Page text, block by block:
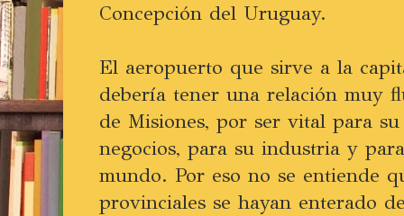
Concepción del Uruguay.
El aeropuerto que sirve a la
debería tener una relación muy
de Misiones, por ser vital para
negocios, para su industria y
mundo. Por eso no se entiende
provinciales se hayan enterado